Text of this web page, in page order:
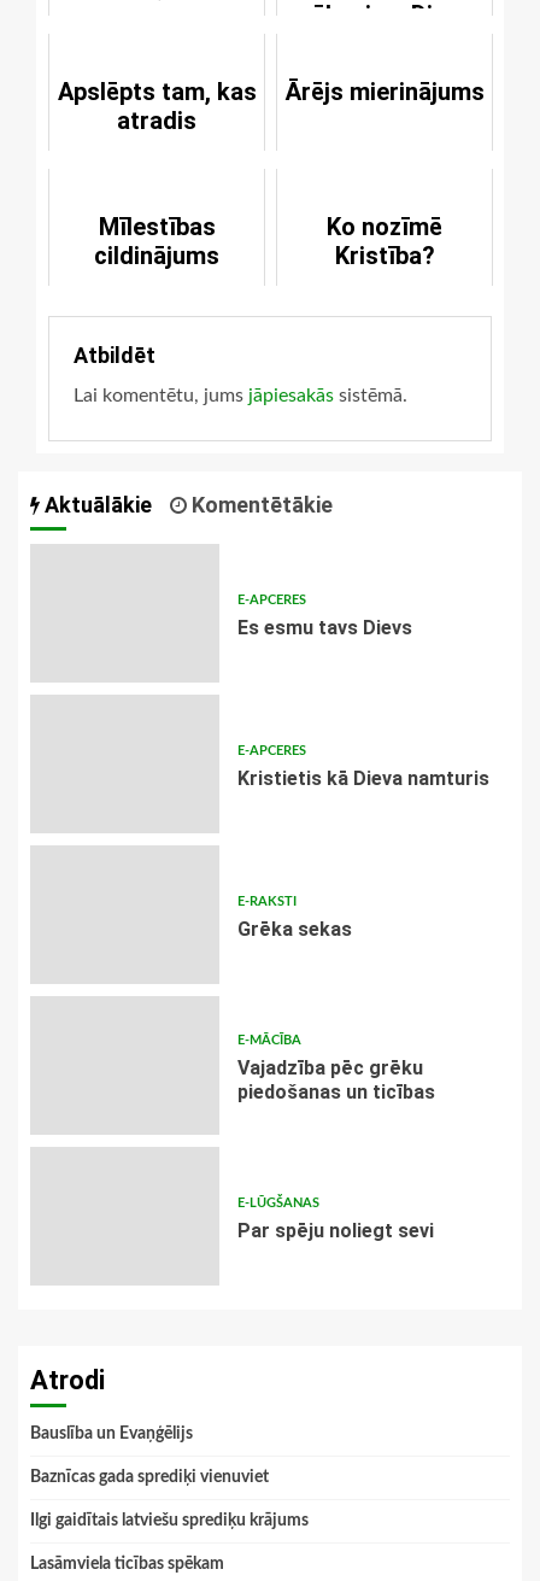
nākusi no Dieva
Apslēpts tam, kas
atradis
Ārējs mierinājums
Mīlestības
cildinājums
Ko nozīmē
Kristība?
Atbildēt
Lai komentētu, jums jāpiesakās sistēmā.
Aktuālākie Komentētākie
E-APCERES
Es esmu tavs Dievs
E-APCERES
Kristietis kā Dieva namturis
E-RAKSTI
Grēka sekas
E-MĀCĪBA
Vajadzība pēc grēku
piedošanas un ticības
E-LŪGŠANAS
Par spēju noliegt sevi
Atrodi
Bauslība un Evaņģēlijs
Baznīcas gada sprediķi vienuviet
Ilgi gaidītais latviešu sprediķu krājums
Lasāmviela ticības spēkam